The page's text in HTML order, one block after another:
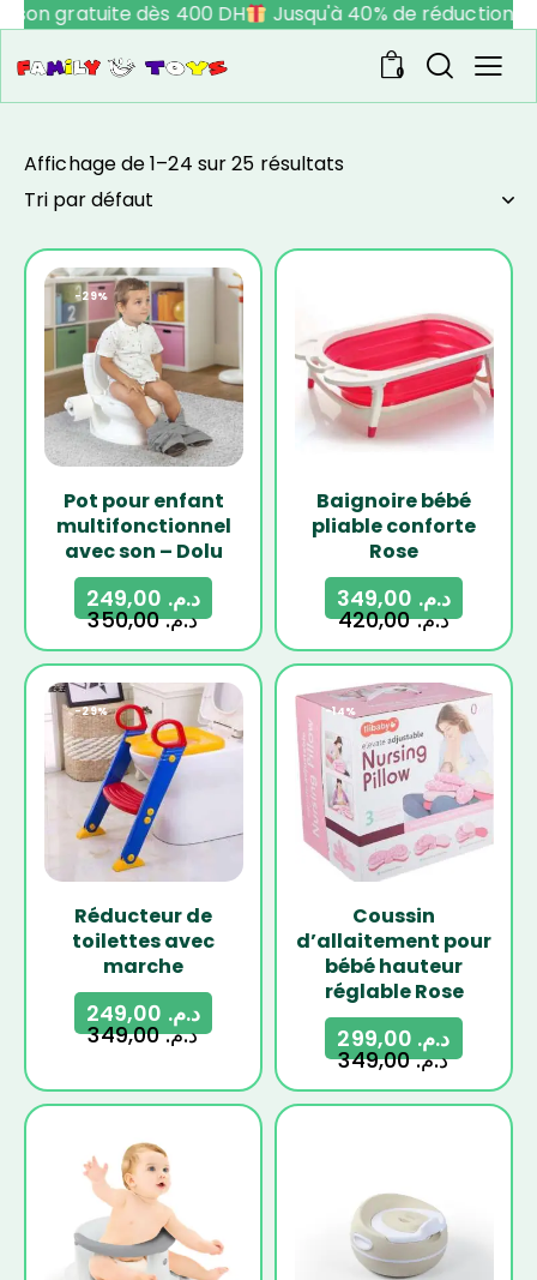
gratuite dès 400 DH Jusqu'à 40% de réduction
0
Affichage de 1–24 sur 25 résultats
-29%
Pot pour enfant
multifonctionnel
avec son – Dolu
د.م.350,00
د.م.
Baignoire bébé
pliable conforte
Rose
د.م.420,00
د.م.
-29%
Réducteur de
toilettes avec
marche
د.م.349,00
د.م.
-14%
Coussin
d’allaitement pour
bébé hauteur
réglable Rose
د.م.349,00
د.م.